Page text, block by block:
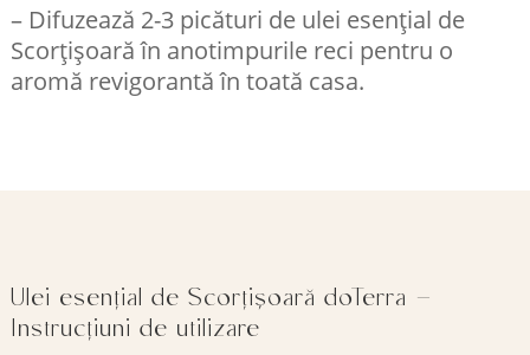
– Difuzează 2-3 picături de ulei esențial de
Scorțișoară în anotimpurile reci pentru o
aromă revigorantă în toată casa.
Ulei esențial de Scorțișoară doTerra –
Instrucțiuni de utilizare